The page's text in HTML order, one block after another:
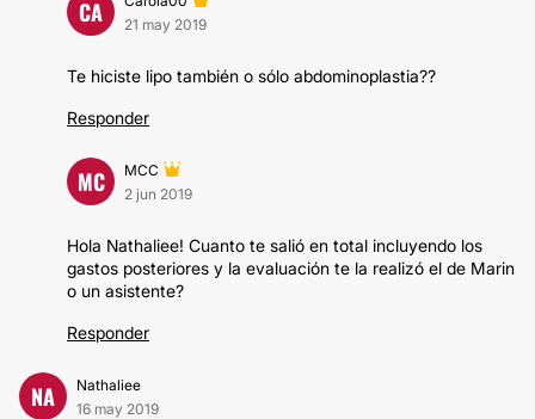
CA
21 may 2019
Te hiciste lipo también o sólo abdominoplastia??
Responder
MC
MCC
2 jun 2019
Hola Nathaliee! Cuanto te salió en total incluyendo los
gastos posteriores y la evaluación te la realizó el de Marin
o un asistente?
Responder
NA
Nathaliee
16 may 2019